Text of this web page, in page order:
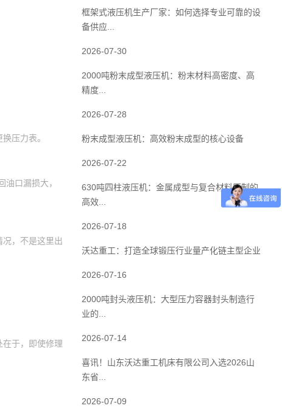
压力表。
口漏损大，
，不是这里出
于，即使修理
框架式液压机生产厂家：如何选择专业可靠的设
备供应...
2026-07-30
2000吨粉末成型液压机：粉末材料高密度、高
精度...
2026-07-28
粉末成型液压机：高效粉末成型的核心设备
2026-07-22
630吨四柱液压机：金属成型与复合材料压制的
高效...
2026-07-18
沃达重工：打造全球锻压行业量产化链主型企业
2026-07-16
2000吨封头液压机：大型压力容器封头制造行
业的...
2026-07-14
喜讯！山东沃达重工机床有限公司入选2026山
东省...
2026-07-09